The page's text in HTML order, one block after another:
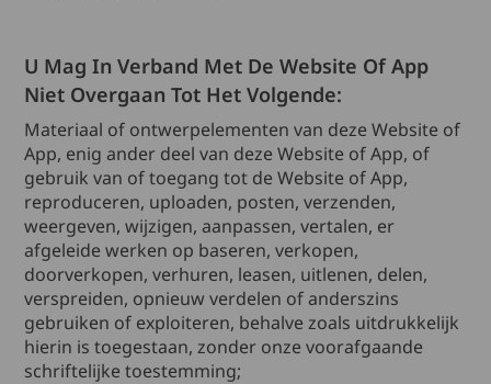
U Mag In Verband Met De Website Of App
Niet Overgaan Tot Het Volgende:
Materiaal of ontwerpelementen van deze Website of
App, enig ander deel van deze Website of App, of
gebruik van of toegang tot de Website of App,
reproduceren, uploaden, posten, verzenden,
weergeven, wijzigen, aanpassen, vertalen, er
afgeleide werken op baseren, verkopen,
doorverkopen, verhuren, leasen, uitlenen, delen,
verspreiden, opnieuw verdelen of anderszins
gebruiken of exploiteren, behalve zoals uitdrukkelijk
hierin is toegestaan, zonder onze voorafgaande
schriftelijke toestemming;